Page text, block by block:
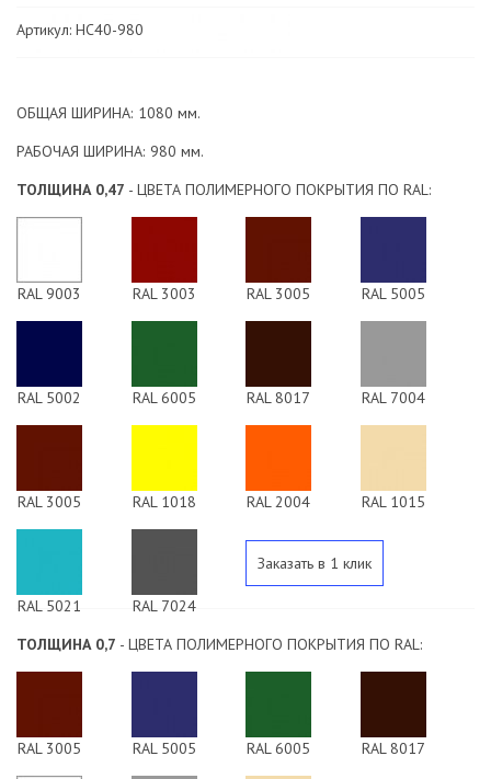
Артикул: HC40-980
ОБЩАЯ ШИРИНА: 1080 мм.
РАБОЧАЯ ШИРИНА: 980 мм.
ТОЛЩИНА 0,47 - ЦВЕТА ПОЛИМЕРНОГО ПОКРЫТИЯ ПО RAL:
RAL 9003 RAL 3003 RAL 3005 RAL 5005
RAL 5002 RAL 6005 RAL 8017 RAL 7004
RAL 3005 RAL 1018 RAL 2004 RAL 1015
RAL 5021
RAL 7024
ТОЛЩИНА 0,7 - ЦВЕТА ПОЛИМЕРНОГО ПОКРЫТИЯ ПО RAL:
RAL 3005 RAL 5005 RAL 6005 RAL 8017
Заказать в 1 клик